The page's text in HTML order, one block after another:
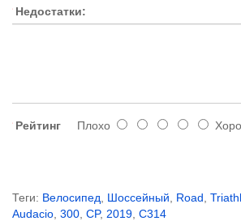
Недостатки:
Рейтинг Плохо
Теги: Велосипед Шоссейный Road
Audacio 300 CP, 2019 C314